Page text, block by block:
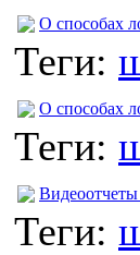
О способах
Теги:
О способах
Теги:
Теги: